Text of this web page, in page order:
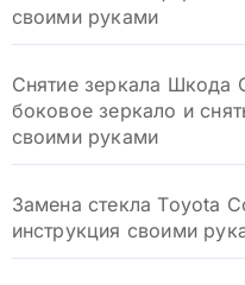
своими руками
Снятие зеркала Шкода
боковое зеркало и
своими руками
Замена стекла Toyota
инструкция своими